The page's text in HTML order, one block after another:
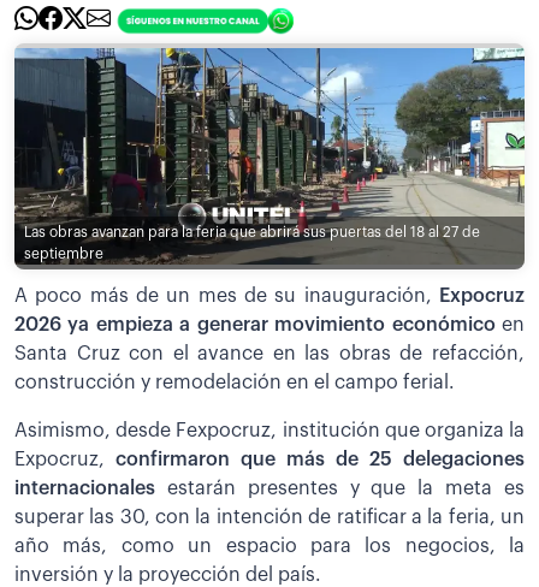
Las obras avanzan para la feria que abrirá sus puertas del 18 al 27 de
septiembre
A poco más de un mes de su inauguración,
Expocruz
2026 ya empieza a generar movimiento económico en
Santa Cruz con el avance en las obras de refacción,
construcción y remodelación en el campo ferial.
Asimismo, desde Fexpocruz, institución que organiza la
Expocruz, confirmaron que más de 25 delegaciones
internacionales estarán presentes y que la meta es
superar las 30, con la intención de ratificar a la feria, un
año más, como un espacio para los negocios, la
inversión y la proyección del país.